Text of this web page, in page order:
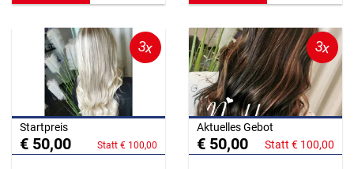
3x
Startpreis
€ 50,00 Statt € 100,00
3x
Aktuelles Gebot
€ 50,00 Statt € 100,00